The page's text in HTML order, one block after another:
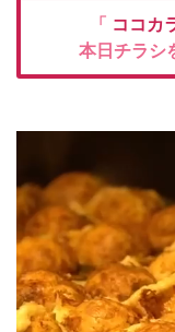
「 ココカ
本日チラシ